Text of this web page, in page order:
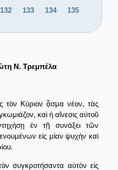
132 133 134
135
Ν. Τρεμπέλα
τὸν Κύριον ᾆσμα νέον, τὰς
καὶ ἡ αἴνεσις αὐτοῦ
ἐν τῇ συνάξει τῶν
εἰς μίαν ψυχὴν καὶ
συγκροτήσαντα αὐτὸν εἰς